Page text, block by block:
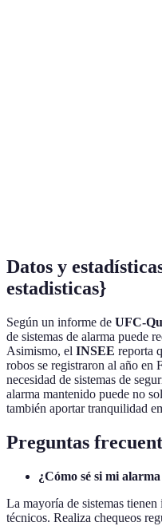
Datos y
estadisticas}
Según un informe de UFC-
de sistemas de alarma puede
Asimismo, el INSEE reporta
robos se registraron al año en
necesidad de sistemas de
alarma mantenido puede no
también aportar tranquilidad
Preguntas
¿Cómo sé si mi
La mayoría de sistemas
técnicos. Realiza chequeos